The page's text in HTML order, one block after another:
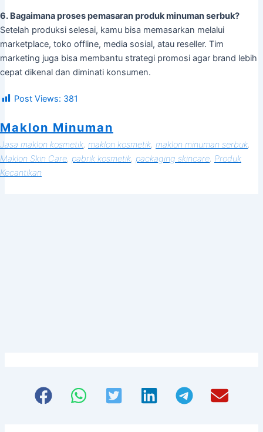
6. Bagaimana proses pemasaran produk minuman serbuk?
Setelah produksi selesai, kamu bisa memasarkan melalui
marketplace, toko offline, media sosial, atau reseller. Tim
marketing juga bisa membantu strategi promosi agar brand lebih
cepat dikenal dan diminati konsumen.
Post Views: 381
Maklon Minuman
Jasa maklon kosmetik, maklon kosmetik, maklon minuman serbuk
Maklon Skin Care, pabrik kosmetik, packaging skincare, Produk
Kecantikan